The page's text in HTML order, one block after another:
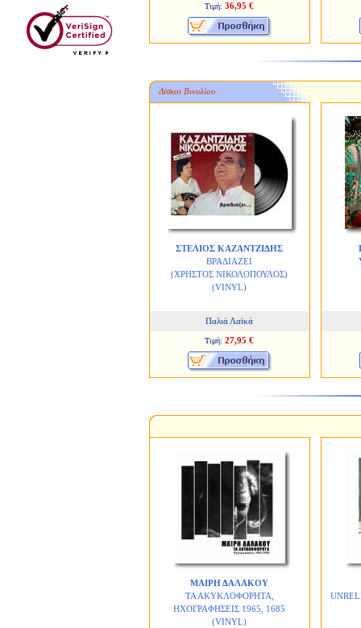
Τιμή: 36,95 €
Δίσκοι Βινυλίου
ΣΤΕΛΙΟΣ ΚΑΖΑΝΤΖΙΔΗΣ
ΒΡΑΔΙΑΖΕΙ
(ΧΡΗΣΤΟΣ ΝΙΚΟΛΟΠΟΥΛΟΣ)
(VINYL)
Παλιά Λαϊκά
Τιμή: 27,95 €
ΜΑΙΡΗ ΔΑΛΑΚΟΥ
ΤΑ ΑΚΥΚΛΟΦΟΡΗΤΑ,
ΗΧΟΓΡΑΦΗΣΕΙΣ 1965, 1685
(VINYL)